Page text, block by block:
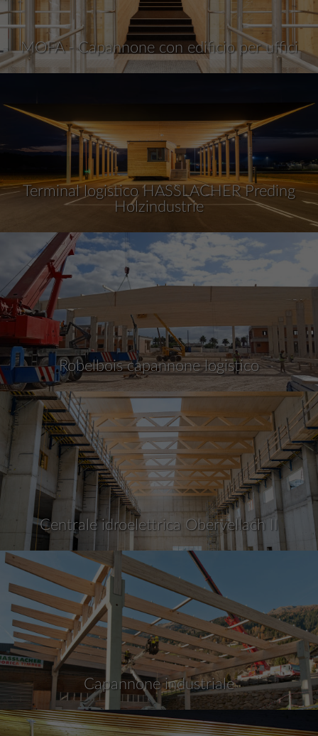
MOFA - Capannone con edificio per uffici
Terminal logistico HASSLACHER Preding
Holzindustrie
Robelbois capannone logistico
Centrale idroelettrica Obervellach II
Capannone industriale